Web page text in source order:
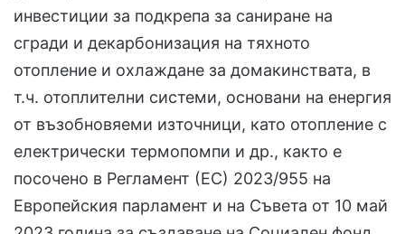
инвестиции за подкрепа за саниране на
сгради и декарбонизация на тяхното
отопление и охлаждане за домакинствата, в
т.ч. отоплителни системи, основани на енергия
от възобновяеми източници, като отопление с
електрически термопомпи и др., както е
посочено в Регламент (ЕС) 2023/955 на
Европейския парламент и на Съвета от 10 май